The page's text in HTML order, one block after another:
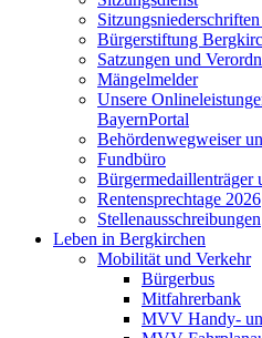
Bürgerstiftung
Satzungen und
Mängelmelder
Unsere
BayernPortal
Behördenwegweiser
Fundbüro
Bürgermedaillenträger
Rentensprechtage 2026
Stellenausschreibungen
Leben in Bergkirchen
Mobilität und Verkehr
Bürgerbus
Mitfahrerbank
MVV Handy-